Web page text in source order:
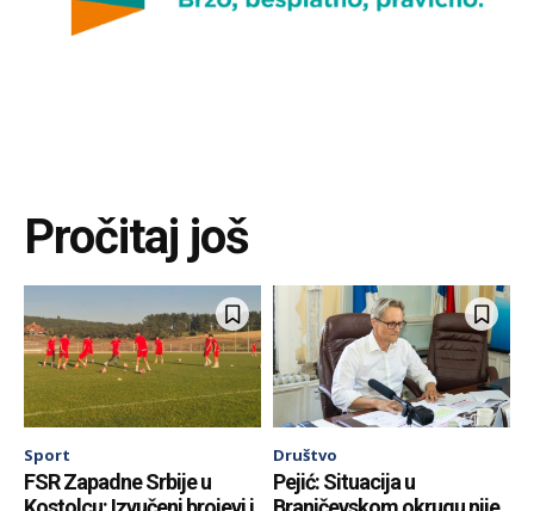
Pročitaj još
Sport
FSR Zapadne Srbije u
Društvo
Pejić: Situacija u